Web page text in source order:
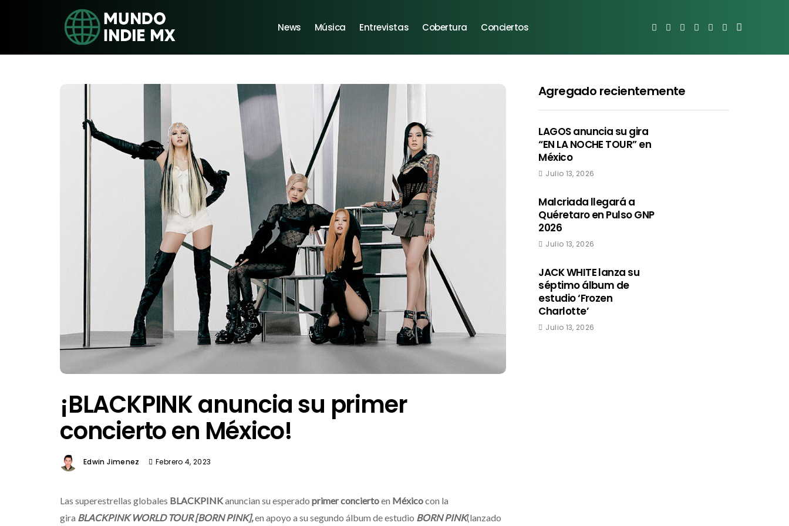
News Música Entrevistas Cobertura Conciertos
¡BLACKPINK anuncia su primer
concierto en México!
Edwin Jimenez Febrero 4, 2023
Las superestrellas globales BLACKPINKanuncian su esperado primer conciertoen Méxicocon la
gira BLACKPINK WORLD TOUR [BORN PINK],en apoyo a su segundo álbum de estudio BORN PINK(lanzado
Agregado recientemente
LAGOS anuncia su gira
“EN LA NOCHE TOUR” en
México
Julio 13, 2026
Malcriada llegará a
Quéretaro en Pulso GNP
2026
Julio 13, 2026
JACK WHITE lanza su
séptimo álbum de
estudio ‘Frozen
Charlotte’
Julio 13, 2026